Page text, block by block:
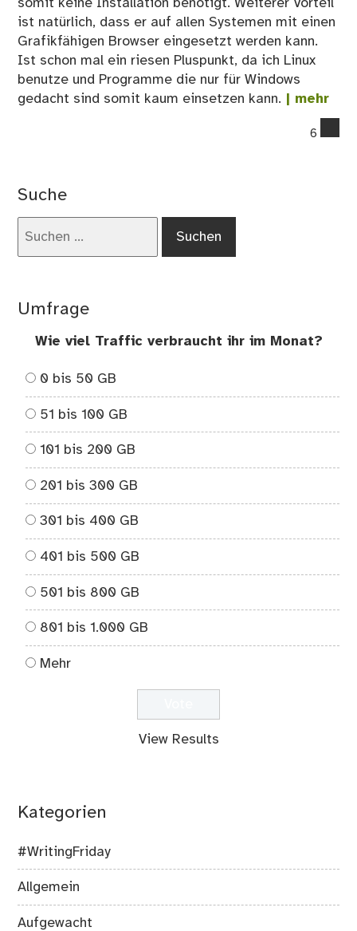
somit keine Installation benötigt. Weiterer Vorteil
ist natürlich, dass er auf allen Systemen mit einen
Grafikfähigen Browser eingesetzt werden kann.
Ist schon mal ein riesen Pluspunkt, da ich Linux
benutze und Programme die nur für Windows
gedacht sind somit kaum einsetzen kann. | mehr
6
Suche
Umfrage
Wie viel Traffic verbraucht ihr im Monat?
0 bis 50 GB
51 bis 100 GB
101 bis 200 GB
201 bis 300 GB
301 bis 400 GB
401 bis 500 GB
501 bis 800 GB
801 bis 1.000 GB
Mehr
View Results
Kategorien
#WritingFriday
Allgemein
Aufgewacht